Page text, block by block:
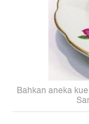
Bahkan aneka